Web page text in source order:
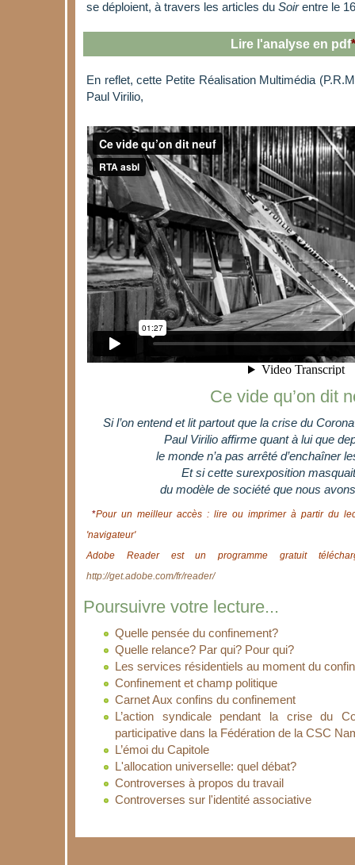
se déploient, à travers les articles du Soirentre le
Lire l'analyse en pdf*
En reflet, cette Petite Réalisation Multimédia
Paul Virilio,
Ce vide qu’on dit
Si l’on entend et lit partout que la crise du
Paul Virilio affirme quant à lui que
le monde n’a pas arrêté d’enchaîner
Et si cette surexposition
du modèle de société que nous
*Pour un meilleur accès : lire ou imprimer à partir du
'navigateur'
Adobe Reader est un programme gratuit
http://get.adobe.com/fr/reader/
Poursuivre votre lecture...
Quelle pensée du confinement?
Quelle relance? Par qui? Pour qui?
Les services résidentiels au moment du
Confinement et champ politique
Carnet Aux confins du confinement
L’action syndicale pendant la crise du
participative dans la Fédération de la CSC
L’émoi du Capitole
L'allocation universelle: quel débat?
Controverses à propos du travail
Controverses sur l'identité associative